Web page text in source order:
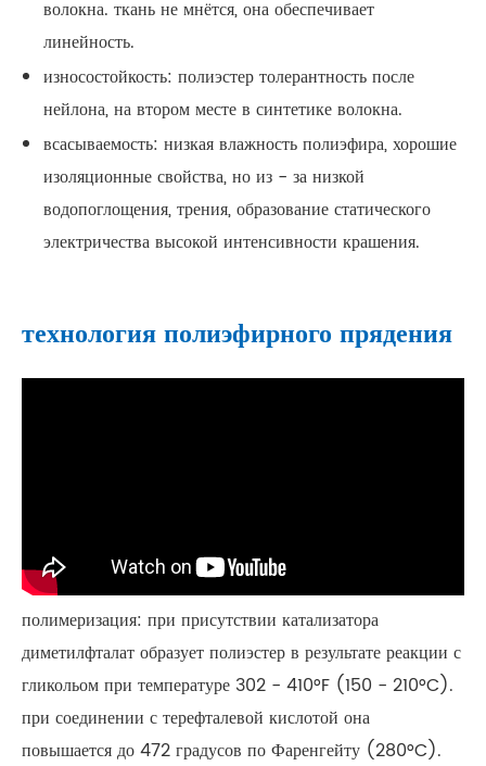
волокна. ткань не мнётся, она обеспечивает
линейность.
износостойкость: полиэстер толерантность после
нейлона, на втором месте в синтетике волокна.
всасываемость: низкая влажность полиэфира, хорошие
изоляционные свойства, но из - за низкой
водопоглощения, трения, образование статического
электричества высокой интенсивности крашения.
технология полиэфирного прядения
полимеризация: при присутствии катализатора
диметилфталат образует полиэстер в результате реакции с
гликольом при температуре 302 - 410°F (150 - 210°C).
при соединении с терефталевой кислотой она
повышается до 472 градусов по Фаренгейту (280°C).